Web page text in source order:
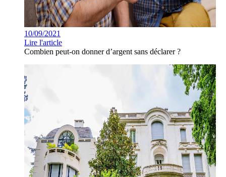
10/09/2021
Lire l'article
Combien peut-on donner d’argent sans déclarer ?